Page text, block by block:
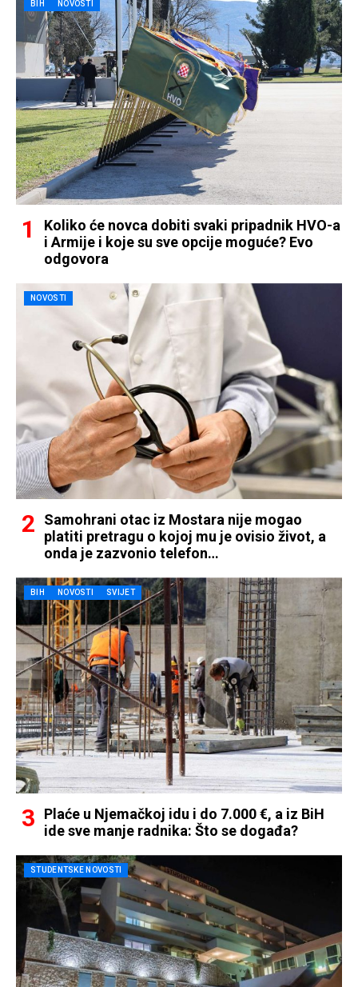
BIH NOVOSTI
Koliko će novca dobiti svaki pripadnik HVO-a
i Armije i koje su sve opcije moguće? Evo
odgovora
NOVOSTI
Samohrani otac iz Mostara nije mogao
platiti pretragu o kojoj mu je ovisio život, a
onda je zazvonio telefon…
BIH NOVOSTI SVIJET
Plaće u Njemačkoj idu i do 7.000 €, a iz BiH
ide sve manje radnika: Što se događa?
STUDENTSKE NOVOSTI